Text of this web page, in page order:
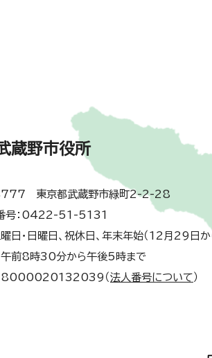
蔵野市役所
東京都武蔵野市緑町2-2-28
号：0422-51-5131
曜日・日曜日、祝休日、年末年始（12月29日
午前8時30分から午後5時まで
8000020132039（ 法人番号について ）